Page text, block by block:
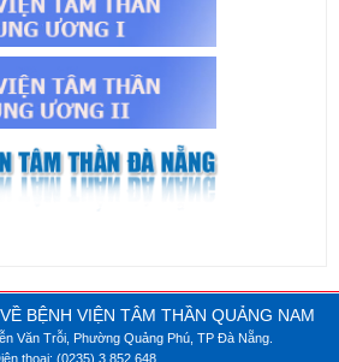
BỆNH VIỆN TÂM THẦN QUẢNG NAM
Văn Trỗi, Phường Quảng Phú, TP Đà Nẵng.
thoại: (0235).3.852.648